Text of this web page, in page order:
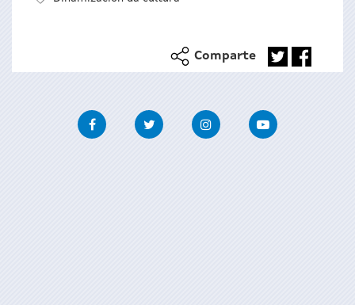
Comparte
FacebookTwitter InstagramYoutube